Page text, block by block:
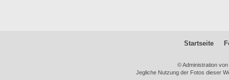
Startseite
© Administration
Jegliche Nutzung der Fotos dieser